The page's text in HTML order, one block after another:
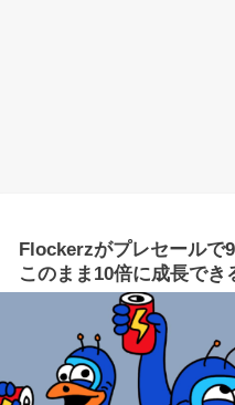
Flockerzがプレセールで
このまま10倍に成長でき